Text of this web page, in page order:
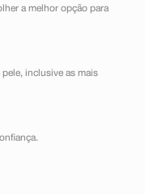
a melhor opção para
inclusive as mais